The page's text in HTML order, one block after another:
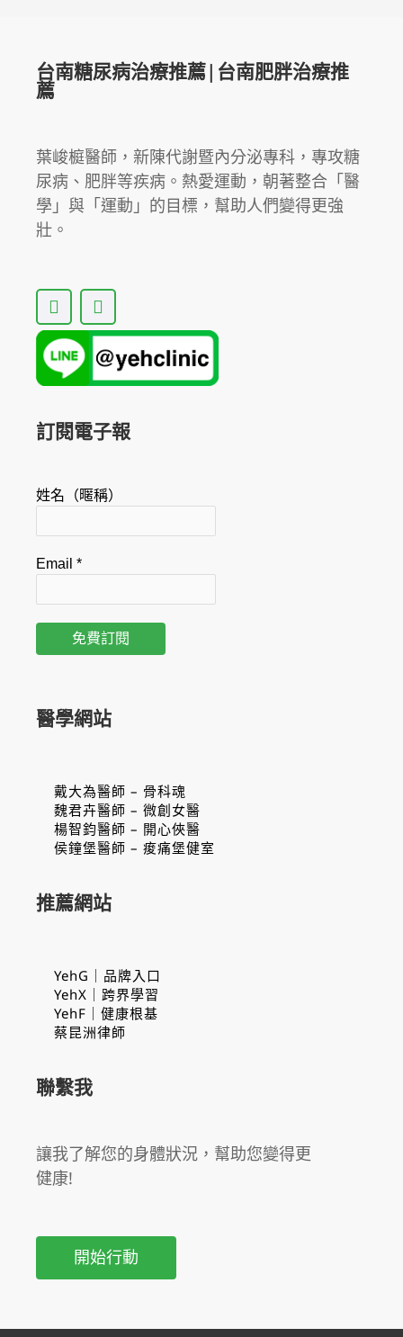
台南糖尿病治療推薦|台南肥胖治療推
薦
葉峻榳醫師，新陳代謝暨內分泌專科，專攻糖
尿病、肥胖等疾病。熱愛運動，朝著整合「醫
學」與「運動」的目標，幫助人們變得更強
壯。
F
a
c
e
b
o
k
Y
o
u
t
u
b
訂閱電子報
姓名（暱稱）
Email *
醫學網站
戴大為醫師 – 骨科魂
魏君卉醫師 – 微創女醫
楊智鈞醫師 – 開心俠醫
侯鐘堡醫師 – 痠痛堡健室
推薦網站
YehG｜品牌入口
YehX｜跨界學習
YehF｜健康根基
蔡昆洲律師
聯繫我
讓我了解您的身體狀況，幫助您變得更
健康!
開始行動